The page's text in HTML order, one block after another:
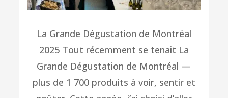
La Grande Dégustation de Montréal
2025 Tout récemment se tenait La
Grande Dégustation de Montréal —
plus de 1 700 produits à voir, sentir et